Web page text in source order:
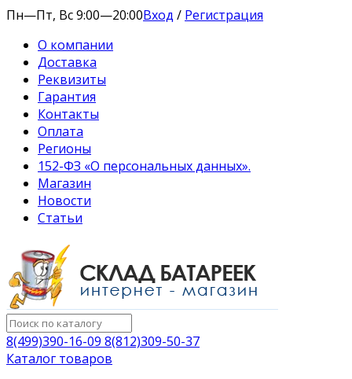
Пн—Пт, Вс 9:00—20:00Вход / Регистрация
О компании
Доставка
Реквизиты
Гарантия
Контакты
Оплата
Регионы
152-ФЗ «О персональных данных».
Магазин
Новости
Статьи
8(499)390-16-09 8(812)309-50-37
Каталог товаров